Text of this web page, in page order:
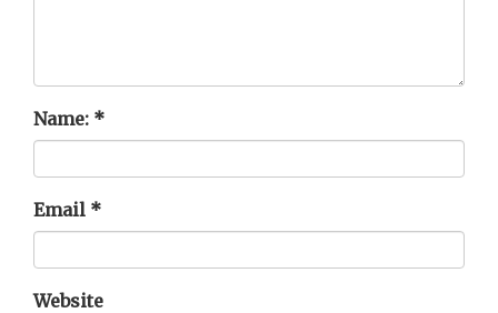
Name: *
Email *
Website